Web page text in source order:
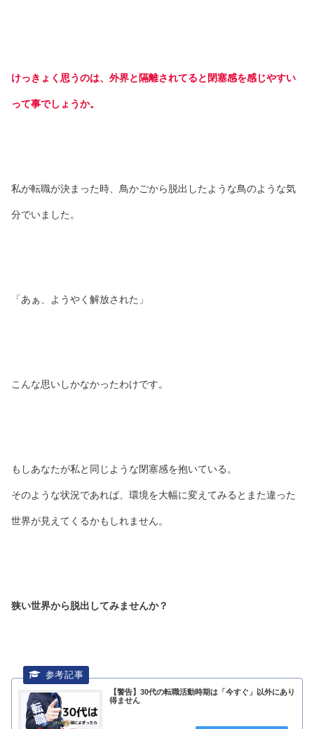
けっきょく思うのは、外界と隔離されてると閉塞感を感じやすい
って事でしょうか。
私が転職が決まった時、鳥かごから脱出したような鳥のような気
分でいました。
「あぁ、ようやく解放された」
こんな思いしかなかったわけです。
もしあなたが私と同じような閉塞感を抱いている。
そのような状況であれば、環境を大幅に変えてみるとまた違った
世界が見えてくるかもしれません。
狭い世界から脱出してみませんか？
【警告】30代の転職活動時期は「今すぐ」以外にあり
得ません